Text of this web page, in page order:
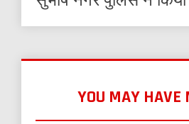
YOU MAY HAVE